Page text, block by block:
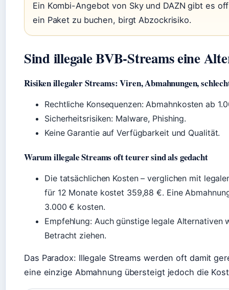
Ein Kombi-Angebot von Sky und DAZN gibt es
ein Paket zu buchen, birgt Abzockrisiko.
Sind illegale BVB-Streams eine
Risiken illegaler Streams: Viren, Abmahnungen,
Rechtliche Konsequenzen: Abmahnkosten ab
Sicherheitsrisiken: Malware, Phishing.
Keine Garantie auf Verfügbarkeit und Qualität.
Warum illegale Streams oft teurer sind als gedacht
Die tatsächlichen Kosten – verglichen mit
für 12 Monate kostet 359,88 €. Eine
3.000 € kosten.
Empfehlung: Auch günstige legale Alternativen
Betracht ziehen.
Das Paradox: Illegale Streams werden oft damit
eine einzige Abmahnung übersteigt jedoch die